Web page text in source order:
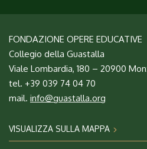
FONDAZIONE OPERE EDUCATIVE
Collegio della Guastalla
Viale Lombardia, 180 – 20900
tel. +39 039 74 04 70
mail. info@guastalla.org
VISUALIZZA SULLA MAPPA